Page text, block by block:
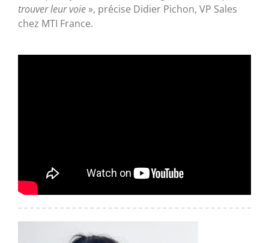
trouver leur voie », précise Didier Pichon, VP Sales
chez MTI France.